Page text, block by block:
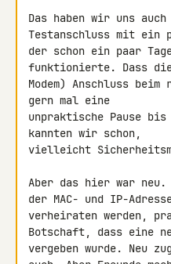
Das haben wir uns
Testanschluss mit ein
der schon ein paar
funktionierte. Dass
Modem) Anschluss
gern mal eine
unpraktische Pause
kannten wir schon,
vielleicht
Aber das hier war
der MAC- und IP-
verheiraten werden,
Botschaft, dass eine
vergeben wurde. Neu